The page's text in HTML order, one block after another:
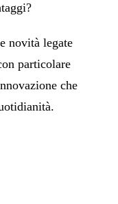
novità legate
particolare
che